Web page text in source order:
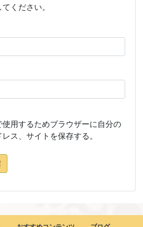
ください。
使用するためブラウザーに自分の
ス、サイトを保存する。